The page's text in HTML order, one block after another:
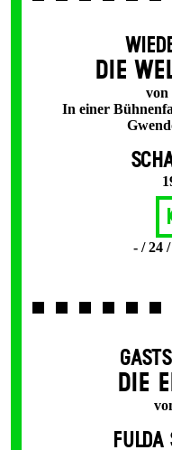
DIE
von
In einer
- / 24
DIE
FULDA